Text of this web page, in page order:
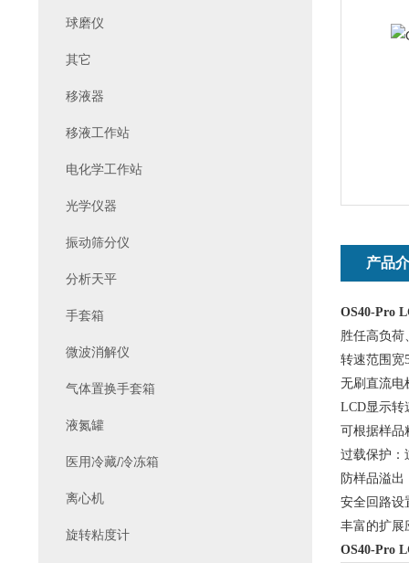
产品
OS40-Pro
胜任高负荷
转速范围宽
无刷直流电
LCD显示转
可根据样品
过载保护：
防样品溢
安全回路设
丰富的扩展
OS40-Pro
球磨仪
其它
移液器
移液工作站
电化学工作站
光学仪器
振动筛分仪
分析天平
手套箱
微波消解仪
气体置换手套箱
液氮罐
医用冷藏/冷冻箱
离心机
旋转粘度计